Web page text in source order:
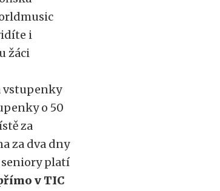
i
žáci
vstupenky
o 50
za
za dva dny
seniory platí
v TIC